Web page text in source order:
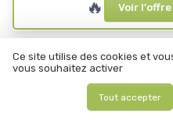
CBD Insiders
Ajoutez-nous à vos
Parole d'experts
🔥 Voir l'offre
Ce site utilise des cookies et
vous souhaitez activer
Tout accepter